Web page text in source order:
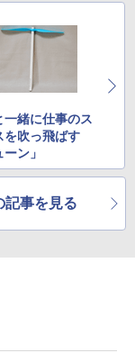
一緒に仕事のス
を吹っ飛ばす
ーン」
記事を見る